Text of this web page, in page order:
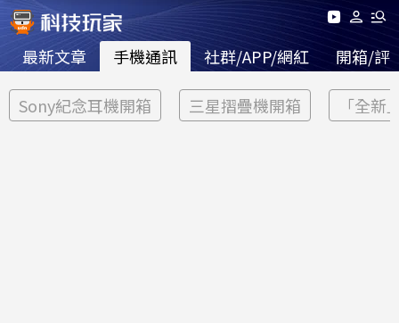
最新文章 手機通訊 社群/APP/網紅 開箱/評
Sony紀念耳機開箱 三星摺疊機開箱 「全新